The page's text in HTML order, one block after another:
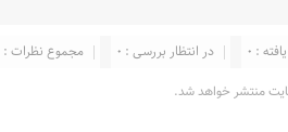
مجموع نظرات : ۰ در انتظار بررسی : ۰ : ۰
منتشر خواهد شد.